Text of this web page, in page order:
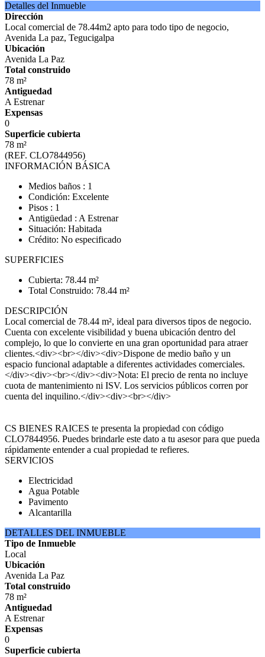
Detalles del Inmueble
Dirección
Local comercial de 78.44m2 apto para todo tipo de negocio,
Avenida La paz, Tegucigalpa
Ubicación
Avenida La Paz
Total construido
78 m²
Antiguedad
A Estrenar
Expensas
0
Superficie cubierta
78 m²
(REF. CLO7844956)
INFORMACIÓN BÁSICA
Medios baños : 1
Condición: Excelente
Pisos : 1
Antigüedad : A Estrenar
Situación: Habitada
Crédito: No especificado
SUPERFICIES
Cubierta: 78.44 m²
Total Construido: 78.44 m²
DESCRIPCIÓN
Local comercial de 78.44 m², ideal para diversos tipos de negocio.
Cuenta con excelente visibilidad y buena ubicación dentro del
complejo, lo que lo convierte en una gran oportunidad para atraer
clientes.<div><br></div><div>Dispone de medio baño y un
espacio funcional adaptable a diferentes actividades comerciales.
</div><div><br></div><div>Nota: El precio de renta no incluye
cuota de mantenimiento ni ISV. Los servicios públicos corren por
cuenta del inquilino.</div><div><br></div>
CS BIENES RAICES te presenta la propiedad con código
CLO7844956. Puedes brindarle este dato a tu asesor para que pueda
rápidamente entender a cual propiedad te refieres.
SERVICIOS
Electricidad
Agua Potable
Pavimento
Alcantarilla
DETALLES DEL INMUEBLE
Tipo de Inmueble
Local
Ubicación
Avenida La Paz
Total construido
78 m²
Antiguedad
A Estrenar
Expensas
0
Superficie cubierta